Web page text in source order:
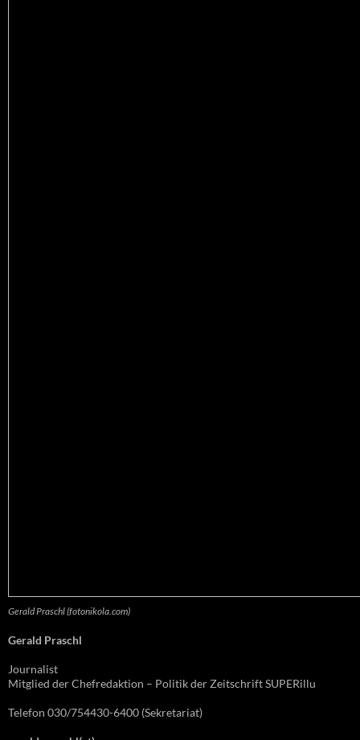
Gerald Praschl (fotonikola.com)
Gerald Praschl
Journalist
Mitglied der Chefredaktion – Politik der Zeitschrift SUPERillu
Telefon 030/754430-6400 (Sekretariat)